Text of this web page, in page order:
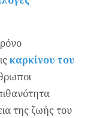
καρκίνου του
της ζωής του